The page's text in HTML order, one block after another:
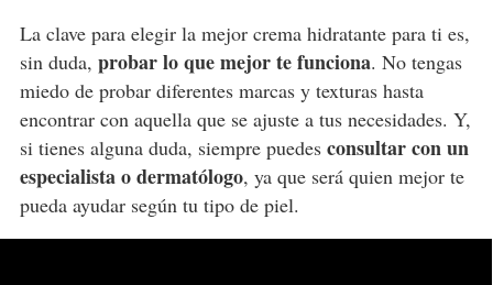
La clave para elegir la mejor crema hidratante para ti es,
sin duda, probar lo que mejor te funciona. No tengas
miedo de probar diferentes marcas y texturas hasta
encontrar con aquella que se ajuste a tus necesidades. Y,
si tienes alguna duda, siempre puedesconsultar con un
especialista o dermatólogo, ya que será quien mejor te
pueda ayudar según tu tipo de piel.